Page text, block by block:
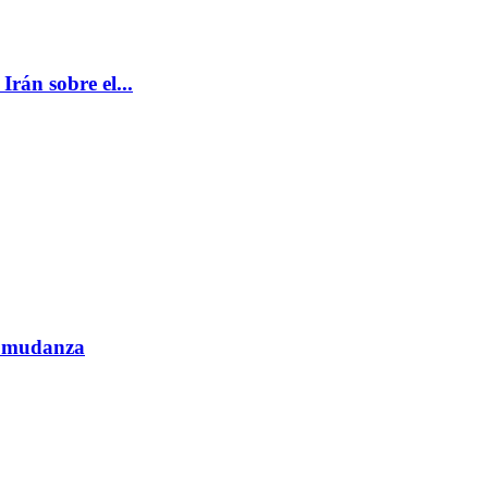
sobre el...